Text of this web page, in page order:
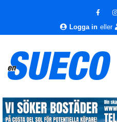
Logga in eller